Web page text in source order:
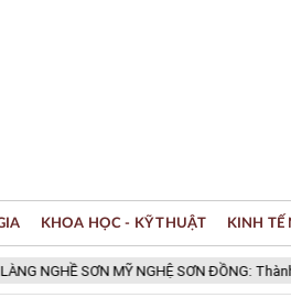
NGHỀ SƠN MỸ NGHỆ SƠN ĐỒNG: Thành
KHOA HỌC - KỸ THUẬT KINH TẾ